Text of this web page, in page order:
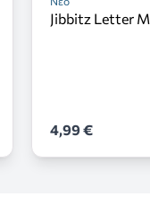
Jibbitz Letter M
4,99 €